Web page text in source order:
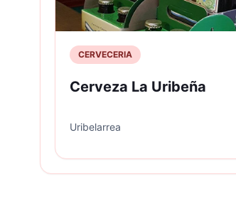
CERVECERIA
Cerveza La Uribeña
Uribelarrea